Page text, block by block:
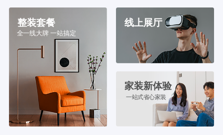
整装套餐
全一线大牌 一站搞定
线上展厅
家装新体验
一站式省心家装